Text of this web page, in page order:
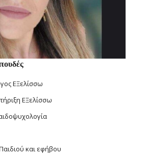
ΕΞελίσσω
ΕΞελίσσω
και εφήβου